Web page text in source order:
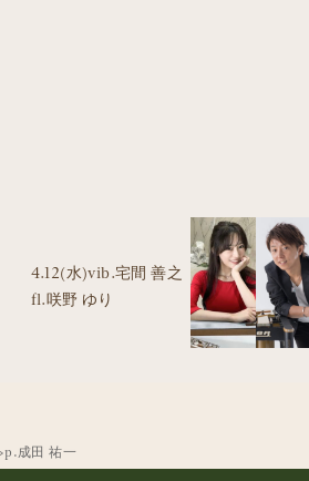
4.12(水)vib.宅間 善之
fl.咲野 ゆり
成田 祐一